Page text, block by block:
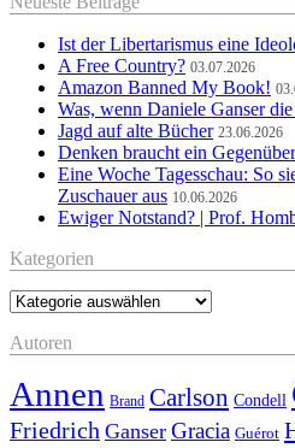
Ist der Libertarismus eine
A Free Country? 03.07.2026
Amazon Banned My Book!
Was, wenn Daniele Ganser
Jagd auf alte Bücher 23.06.2026
Denken braucht ein Gegenüber
Eine Woche Tagesschau: So
Zuschauer aus 10.06.2026
Ewiger Notstand? | Prof.
Kategorien
Kategorien
Autoren
Annen Brand Carlson Condell
Friedrich Ganser Gracia Guérot